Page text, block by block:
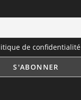
de confidentialité